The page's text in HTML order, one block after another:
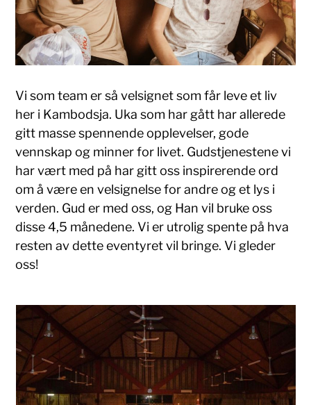
Vi som team er så velsignet som får leve et liv
her i Kambodsja. Uka som har gått har allerede
gitt masse spennende opplevelser, gode
vennskap og minner for livet. Gudstjenestene vi
har vært med på har gitt oss inspirerende ord
om å være en velsignelse for andre og et lys i
verden. Gud er med oss, og Han vil bruke oss
disse 4,5 månedene. Vi er utrolig spente på hva
resten av dette eventyret vil bringe. Vi gleder
oss!